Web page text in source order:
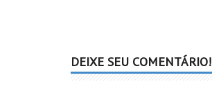
DEIXE SEU COMENTÁRIO!